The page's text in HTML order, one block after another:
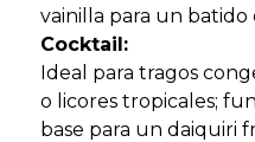
vainilla para un batido
Cocktail:
Ideal para tragos
o licores tropicales;
base para un daiquiri